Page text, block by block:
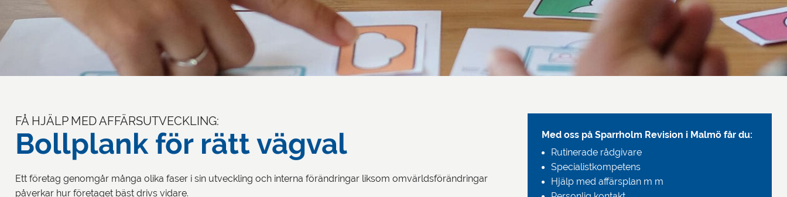
FÅ HJÄLP MED AFFÄRSUTVECKLING:
Bollplank för rätt vägval
Ett företag genomgår många olika faser i sin utveckling och interna förändringar liksom omvärldsförändringar
påverkar hur företaget bäst drivs vidare.
Med oss på Sparrholm Revision i Malmö får du:
Rutinerade rådgivare
Specialistkompetens
Hjälp med affärsplan m m